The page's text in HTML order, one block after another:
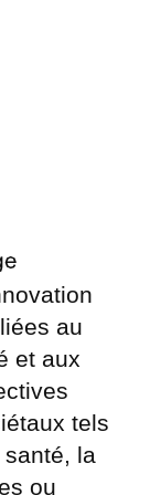
au
et aux
tels
santé, la
ou